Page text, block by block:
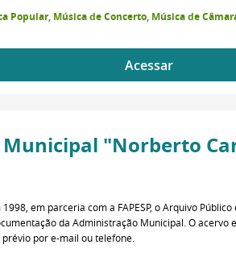
Popular, Música de Concerto, Música de
Acessar
"Norberto
em parceria com a FAPESP, o Arquivo Público
da Administração Municipal. O acervo
por e-mail ou telefone.